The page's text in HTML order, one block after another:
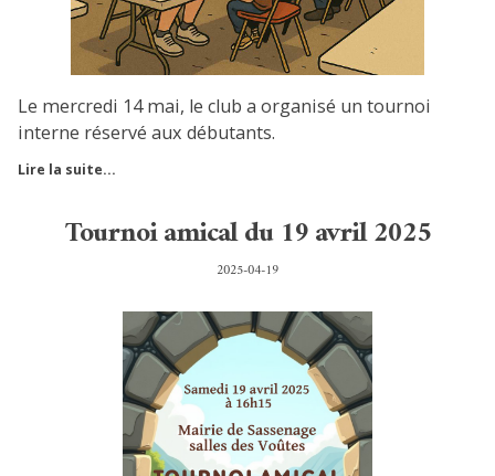
Le mercredi 14 mai, le club a organisé un tournoi
interne réservé aux débutants.
Lire la suite...
Tournoi amical du 19 avril 2025
2025-04-19